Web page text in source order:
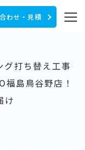
わせ・見積
グ打ち替え工事
福島鳥谷野店！
け